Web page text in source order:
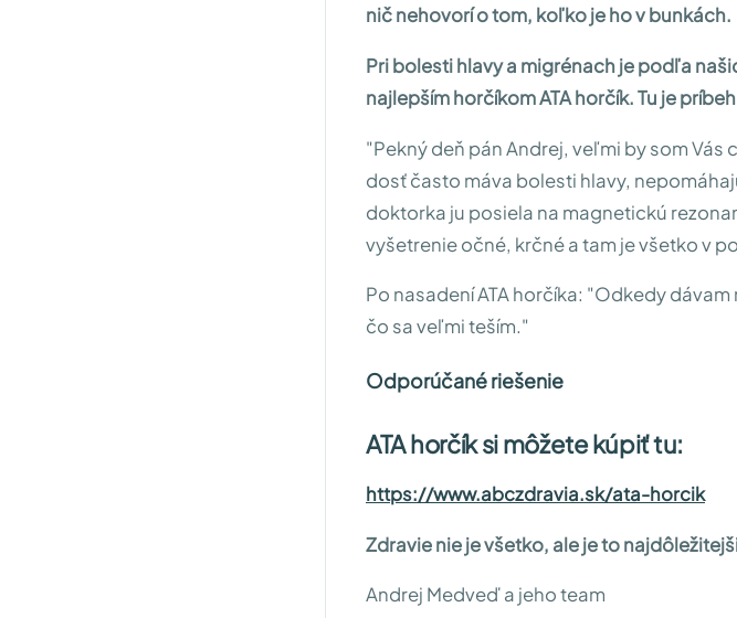
nič nehovorí o tom, koľko je ho v bunkách.
Pri bolesti hlavy a migrénach je podľa
najlepším horčíkom ATA horčík. Tu je
"Pekný deň pán Andrej, veľmi by som
dosť často máva bolesti hlavy,
doktorka ju posiela na magnetickú
vyšetrenie očné, krčné a tam je všetko v
Po nasadení ATA horčíka: "Odkedy
čo sa veľmi teším."
Odporúčané riešenie
ATA horčík si môžete kúpiť tu:
https://www.abczdravia.sk/ata-horcik
Zdravie nie je všetko, ale je to
Andrej Medveď a jeho team